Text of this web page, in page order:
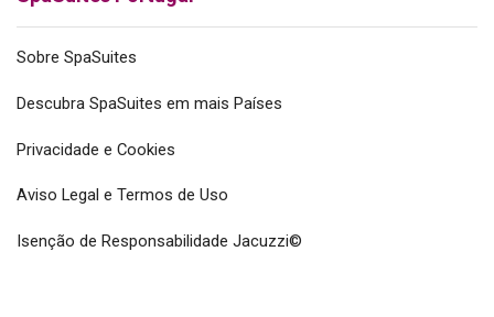
Sobre SpaSuites
Descubra SpaSuites em mais Países
Privacidade e Cookies
Aviso Legal e Termos de Uso
Isenção de Responsabilidade Jacuzzi©